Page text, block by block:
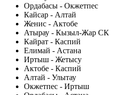
Ордабасы - Окжетпес
Кайсар - Алтай
Женис - Актобе
Атырау - Кызыл-Жар СК
Кайрат - Каспий
Елимай - Астана
Иртыш - Жетысу
Актобе - Каспий
Алтай - Улытау
Окжетпес - Иртыш